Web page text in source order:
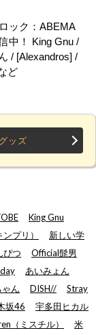
ック：ABEMA
中！ King Gnu /
/ [Alexandros] /
ど
ッズ
King Gnu
プリ）
新しい学
ぴつ
Official髭男
あいみょん
ん DISH//
Stray
坂46
宇多田ヒカル
（ミスチル）
米